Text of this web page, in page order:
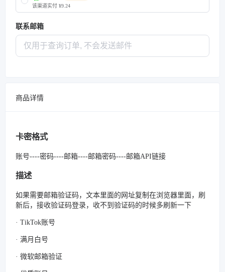
该渠道实付 ¥9.24
联系邮箱
商品详情
卡密格式
账号----密码----邮箱----邮箱密码----邮箱API链接
描述
如果需要邮箱验证码，文本里面的网址复制在浏览器里面，刷
新后，接收验证码登录，收不到验证码的时候多刷新一下
· TikTok账号
· 满月白号
· 微软邮箱验证